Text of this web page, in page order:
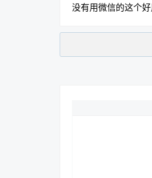
没有用微信的这个